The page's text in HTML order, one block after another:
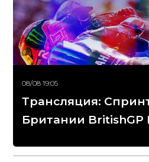
08/08 19:05
Трансляция:
Британии BritishGP